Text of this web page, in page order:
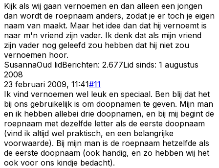
Kijk als wij gaan vernoemen en dan alleen een jongen
dan wordt de roepnaam anders, zodat je er toch je eigen
naam van maakt. Maar het idee dan dat hij vernoemt is
naar m'n vriend zijn vader. Ik denk dat als mijn vriend
zijn vader nog geleefd zou hebben dat hij niet zou
vernoemen hoor.
SusannaOud lidBerichten: 2.677Lid sinds: 1 augustus
2008
23 februari 2009, 11:41#11
Ik vind vernoemen wel leuk en speciaal. Ben blij dat het
bij ons gebruikelijk is om doopnamen te geven. Mijn man
en ik hebben allebei drie doopnamen, en bij mij begint de
roepnaam met dezelfde letter als de eerste doopnaam
(vind ik altijd wel praktisch, en een belangrijke
voorwaarde). Bij mijn man is de roepnaam hetzelfde als
de eerste doopnaam (ook handig, en zo hebben wij het
ook voor ons kindje bedacht).